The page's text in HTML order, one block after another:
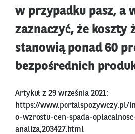
w przypadku pasz, a
zaznaczyć, że koszty
stanowią ponad 60
bezpośrednich
Artykuł z 29 września 2021:
https://www.portalspozywczy.pl/
o-wzrostu-cen-spada-
analiza,203427.html